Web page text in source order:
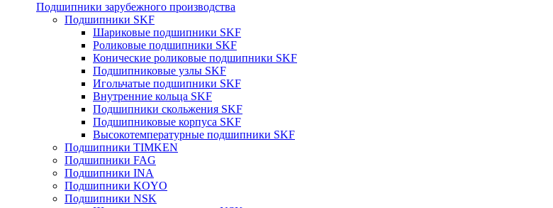
Подшипники зарубежного производства
Подшипники SKF
Шариковые подшипники SKF
Роликовые подшипники SKF
Конические роликовые подшипники SKF
Подшипниковые узлы SKF
Игольчатые подшипники SKF
Внутренние кольца SKF
Подшипники скольжения SKF
Подшипниковые корпуса SKF
Высокотемпературные подшипники SKF
Подшипники TIMKEN
Подшипники FAG
Подшипники INA
Подшипники KOYO
Подшипники NSK